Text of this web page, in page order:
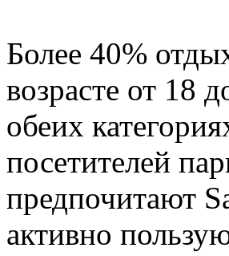
Более 40%
возрасте от 18
обеих
посетителей
предпочитают
активно